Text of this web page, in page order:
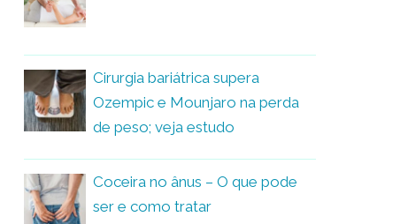
Cirurgia bariátrica supera
Ozempic e Mounjaro na perda
de peso; veja estudo
Coceira no ânus – O que pode
ser e como tratar